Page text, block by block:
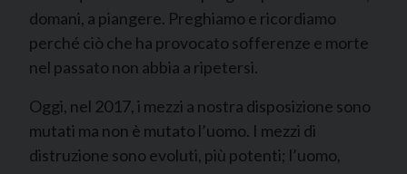
domani, a piangere. Preghiamo e ricordiamo
perché ciò che ha provocato sofferenze e morte
nel passato non abbia a ripetersi.
Oggi, nel 2017, i mezzi a nostra disposizione sono
mutati ma non è mutato l’uomo. I mezzi di
distruzione sono evoluti, più potenti; l’uomo,